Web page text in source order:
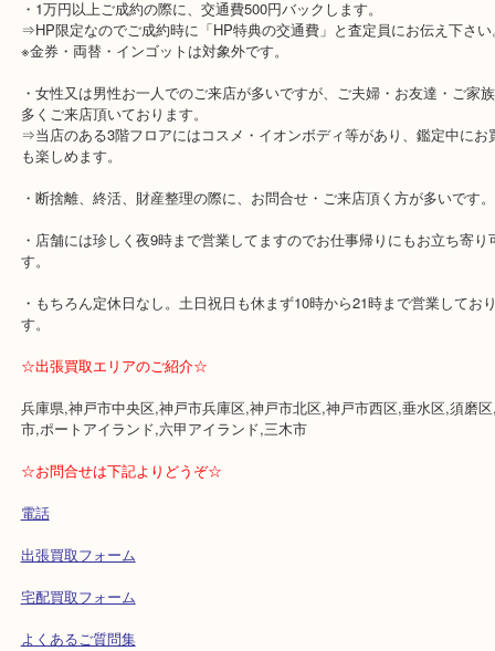
・三宮駅のダイエー3階にある買取専門店です。
⇒1階・8階・9階には飲食店、大型本屋、占い、有名ショップが多
モールで便利です。
・三宮駅徒歩すぐです。地下を通って頂ければ天候に左右されずご
す。
⇒HP限定なのでご成約時に「HP特典の交通費」と査定員にお伝え
※金券・両替・インゴットは対象外です。
・女性又は男性お一人でのご来店が多いですが、ご夫婦・お友達・
多くご来店頂いております。
⇒当店のある3階フロアにはコスメ・イオンボディ等があり、鑑定
も楽しめます。
・断捨離、終活、財産整理の際に、お問合せ・ご来店頂く方が多い
・店舗には珍しく夜9時まで営業してますのでお仕事帰りにもお立
す。
☆出張買取エリアのご紹介☆